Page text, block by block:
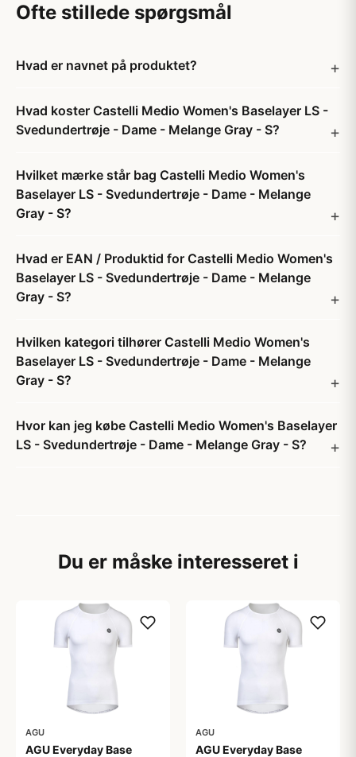
Ofte stillede spørgsmål
Hvad er navnet på produktet?
Hvad koster Castelli Medio Women's Baselayer LS -
Svedundertrøje - Dame - Melange Gray - S?
Hvilket mærke står bag Castelli Medio Women's
Baselayer LS - Svedundertrøje - Dame - Melange
Gray - S?
Hvad er EAN / Produktid for Castelli Medio Women's
Baselayer LS - Svedundertrøje - Dame - Melange
Gray - S?
Hvilken kategori tilhører Castelli Medio Women's
Baselayer LS - Svedundertrøje - Dame - Melange
Gray - S?
Hvor kan jeg købe Castelli Medio Women's Baselayer
LS - Svedundertrøje - Dame - Melange Gray - S?
Du er måske interesseret i
AGU
AGU Everyday Base
AGU
AGU Everyday Base